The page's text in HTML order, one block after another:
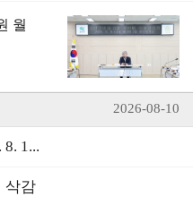
월
2026-08-10
1...
삭감